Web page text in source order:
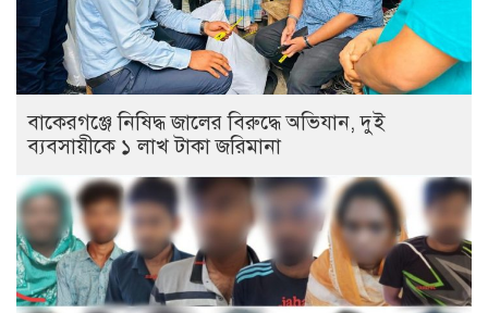
বাকেরগঞ্জে নিষিদ্ধ জালের বিরুদ্ধে অভিযান, দুই
ব্যবসায়ীকে ১ লাখ টাকা জরিমানা